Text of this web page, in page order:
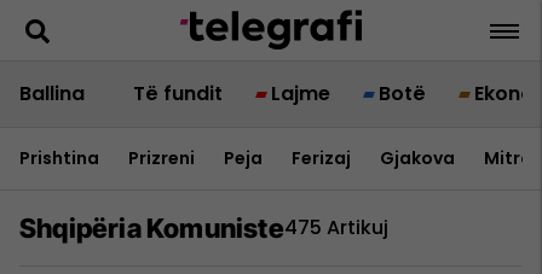
Ballina Të fundit Lajme Botë
Prishtina Prizreni Peja Ferizaj Gjakova
Shqipëria Komuniste475 Artikuj